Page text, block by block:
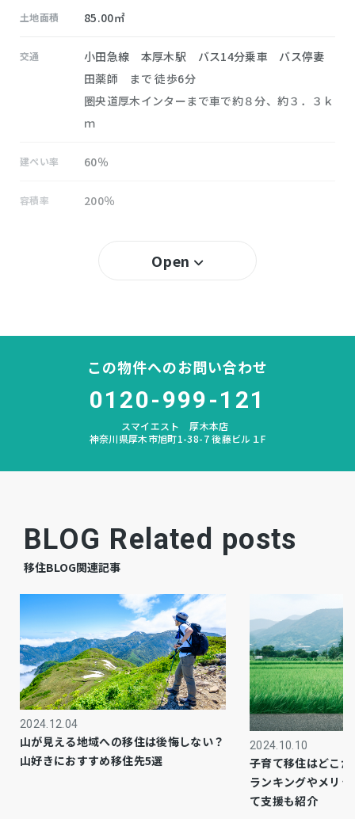
土地面積 85.00㎡
交通
小田急線 本厚木駅 バス14分乗車 バス停妻
田薬師 まで 徒歩6分
圏央道厚木インターまで車で約８分、約３．３ｋ
ｍ
建ぺい率 60％
容積率 200％
－
なし
地目 宅地
引渡時期 相談
下水道 公共
ガス プロパン個別
都市計画 市街化区域
用途地域 1種住居
Open
この物件へのお問い合わせ
0120-999-121
スマイエスト 厚木本店
神奈川県厚木市旭町1-38-7 後藤ビル１F
BLOG Related posts
移住BLOG関連記事
2024.12.04
山が見える地域への移住は後悔しない？
山好きにおすすめ移住先5選
2024.10.10
子育て移住はどこ
ランキングやメリ
て支援も紹介